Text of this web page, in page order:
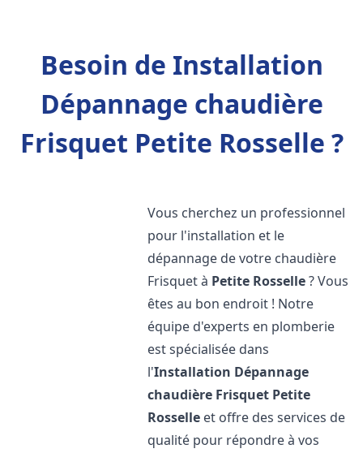
Besoin de Installation
Dépannage chaudière
Frisquet Petite Rosselle ?
Vous cherchez un professionnel
pour l'installation et le
dépannage de votre chaudière
Frisquet à Petite Rosselle? Vous
êtes au bon endroit ! Notre
équipe d'experts en plomberie
est spécialisée dans
l'Installation Dépannage
chaudière Frisquet Petite
Rosselle et offre des services de
qualité pour répondre à vos